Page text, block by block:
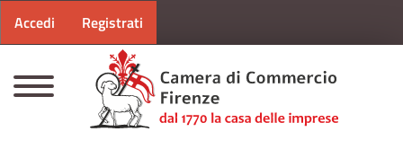
Menu profilo utente
Accedi Registrati